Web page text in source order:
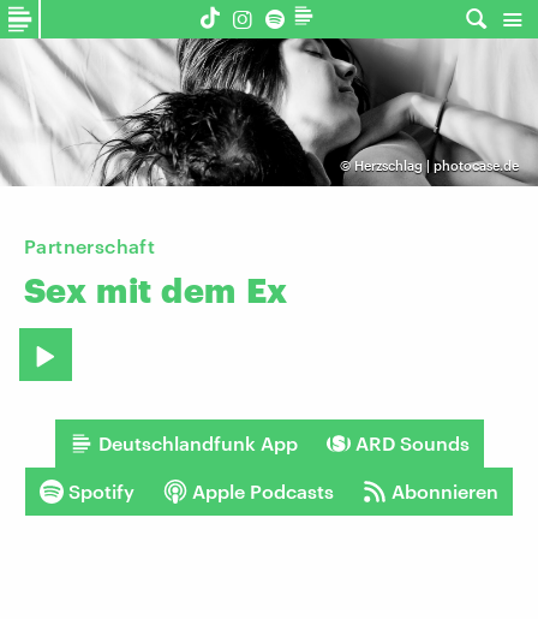
©Herzschlag | photocase.de
Partnerschaft
Sex mit dem Ex
Deutschlandfunk App ARD Sounds
Spotify Apple Podcasts Abonnieren